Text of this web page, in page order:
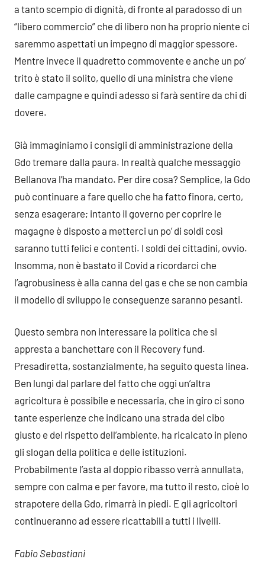
a tanto scempio di dignità, di fronte al paradosso di un
“libero commercio” che di libero non ha proprio niente ci
saremmo aspettati un impegno di maggior spessore.
Mentre invece il quadretto commovente e anche un po’
trito è stato il solito, quello di una ministra che viene
dalle campagne e quindi adesso si farà sentire da chi di
dovere.
Già immaginiamo i consigli di amministrazione della
Gdo tremare dalla paura. In realtà qualche messaggio
Bellanova l’ha mandato. Per dire cosa? Semplice, la Gdo
può continuare a fare quello che ha fatto finora, certo,
senza esagerare; intanto il governo per coprire le
magagne è disposto a metterci un po’ di soldi così
saranno tutti felici e contenti. I soldi dei cittadini, ovvio.
Insomma, non è bastato il Covid a ricordarci che
l’agrobusiness è alla canna del gas e che se non cambia
il modello di sviluppo le conseguenze saranno pesanti.
Questo sembra non interessare la politica che si
appresta a banchettare con il Recovery fund.
Presadiretta, sostanzialmente, ha seguito questa linea.
Ben lungi dal parlare del fatto che oggi un’altra
agricoltura è possibile e necessaria, che in giro ci sono
tante esperienze che indicano una strada del cibo
giusto e del rispetto dell’ambiente, ha ricalcato in pieno
gli slogan della politica e delle istituzioni.
Probabilmente l’asta al doppio ribasso verrà annullata,
sempre con calma e per favore, ma tutto il resto, cioè lo
strapotere della Gdo, rimarrà in piedi. E gli agricoltori
continueranno ad essere ricattabili a tutti i livelli.
Fabio Sebastiani